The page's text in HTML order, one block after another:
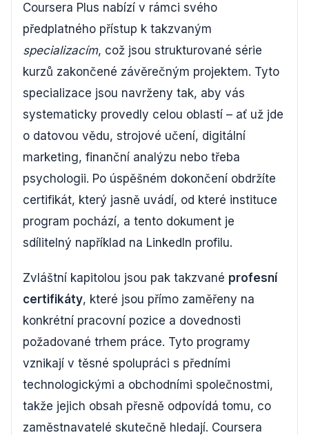
Coursera Plus nabízí v rámci svého
předplatného přístup k takzvaným
specializacím, což jsou strukturované série
kurzů zakončené závěrečným projektem. Tyto
specializace jsou navrženy tak, aby vás
systematicky provedly celou oblastí – ať už jde
o datovou vědu, strojové učení, digitální
marketing, finanční analýzu nebo třeba
psychologii. Po úspěšném dokončení obdržíte
certifikát, který jasně uvádí, od které instituce
program pochází, a tento dokument je
sdílitelný například na LinkedIn profilu.
Zvláštní kapitolou jsou pak takzvané profesní
certifikáty, které jsou přímo zaměřeny na
konkrétní pracovní pozice a dovednosti
požadované trhem práce. Tyto programy
vznikají v těsné spolupráci s předními
technologickými a obchodními společnostmi,
takže jejich obsah přesně odpovídá tomu, co
zaměstnavatelé skutečně hledají. Coursera